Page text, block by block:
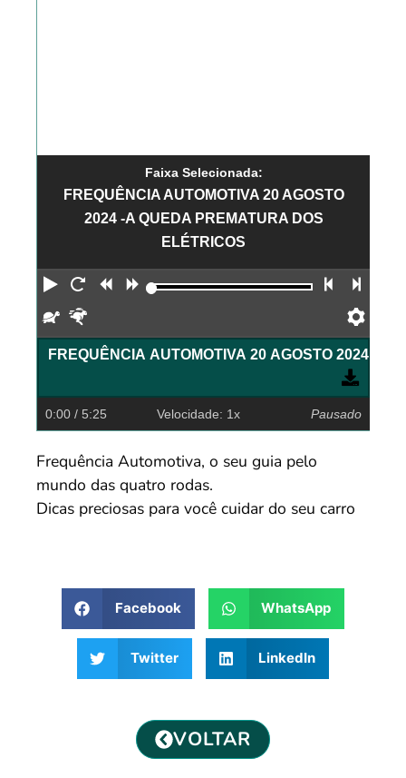
Faixa Selecionada:
FREQUÊNCIA AUTOMOTIVA 20 AGOSTO
2024 -A QUEDA PREMATURA DOS
ELÉTRICOS
Reproduzir
Reiniciar
Retroceder
Avançar Faixa
Devagar
0:00 / 5:25 Velocidade: 1x Pausado
Frequência Automotiva, o seu guia pelo
mundo das quatro rodas.
Dicas preciosas para você cuidar do seu carro
Facebook WhatsApp
Twitter LinkedIn
VOLTAR